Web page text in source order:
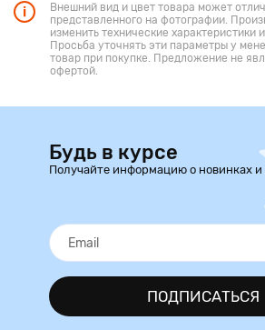
Внешний вид и цвет товара может
представленного на фотографии.
изменить технические характеристики
Просьба уточнять эти параметры у
товар при покупке. Предложение не
офертой.
Будь в курсе
Получайте информацию о новинках
ПОДПИСАТЬСЯ